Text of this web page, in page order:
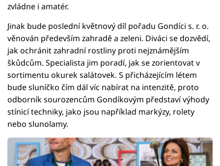
zvládne i amatér.
Jinak bude poslední květnový díl pořadu Gondíci s. r. o.
věnován především zahradě a zeleni. Diváci se dozvědí,
jak ochránit zahradní rostliny proti nejznámějším
škůdcům. Specialista jim poradí, jak se zorientovat v
sortimentu okurek salátovek. S přicházejícím létem
bude sluníčko čím dál víc nabírat na intenzitě, proto
odborník sourozencům Gondíkovým představí výhody
stínicí techniky, jako jsou například markýzy, rolety
nebo slunolamy.